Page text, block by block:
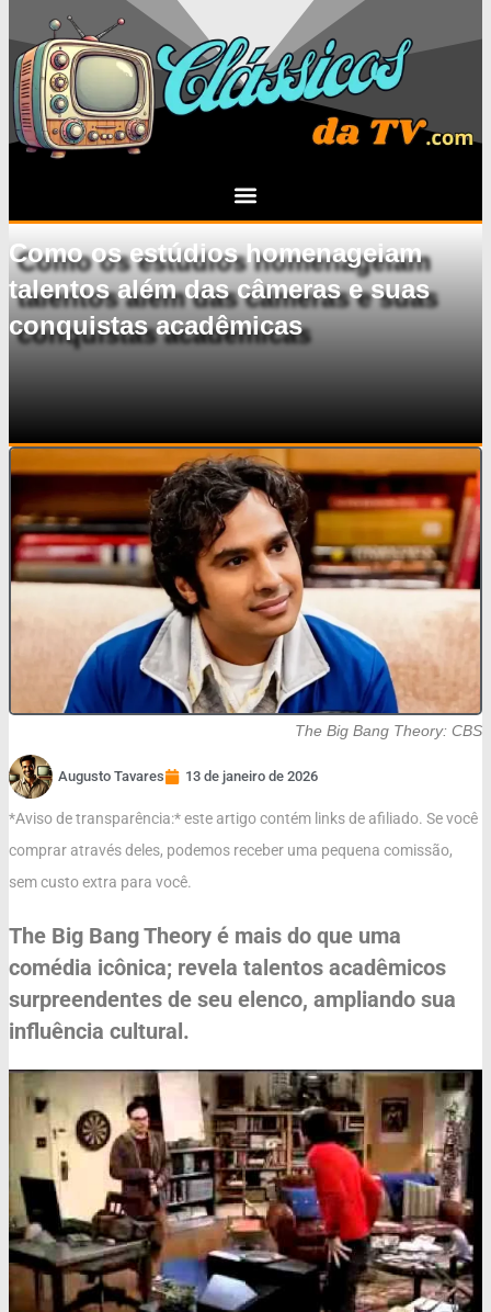
Como os estúdios homenageiam
talentos além das câmeras e suas
conquistas acadêmicas
The Big Bang Theory: CBS
Augusto Tavares 13 de janeiro de 2026
*Aviso de transparência:* este artigo contém links de afiliado. Se você
comprar através deles, podemos receber uma pequena comissão,
sem custo extra para você.
The Big Bang Theory é mais do que uma
comédia icônica; revela talentos acadêmicos
surpreendentes de seu elenco, ampliando sua
influência cultural.